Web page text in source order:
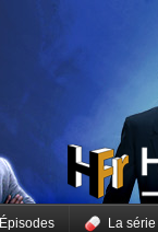
Épisodes La série